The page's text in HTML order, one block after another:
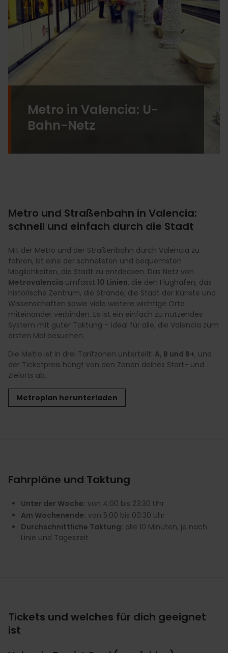
Metro in Valencia: U-
Bahn-Netz
Metro und Straßenbahn in Valencia:
schnell und einfach durch die Stadt
Mit der Metro und der Straßenbahn durch Valencia zu
fahren, ist eine der schnellsten und bequemsten
Möglichkeiten, die Stadt zu entdecken. Das Netz von
Metrovalencia umfasst 10 Linien, die den Flughafen, das
historische Zentrum, die Strände, die Stadt der Künste und
Wissenschaften sowie viele weitere wichtige Orte
miteinander verbinden. Es ist ein einfach zu nutzendes
System mit guter Taktung – ideal für alle, die Valencia zum
ersten Mal besuchen.
Die Metro ist in drei Tarifzonen unterteilt: A, B und B+, und
der Ticketpreis hängt von den Zonen deines Start- und
Zielorts ab.
Metroplan herunterladen
Fahrpläne und Taktung
Unter der Woche: von 4:00 bis 23:30 Uhr
Am Wochenende: von 5:00 bis 00:30 Uhr
Durchschnittliche Taktung: alle 10 Minuten, je nach
Linie und Tageszeit
Tickets und welches für dich geeignet
ist